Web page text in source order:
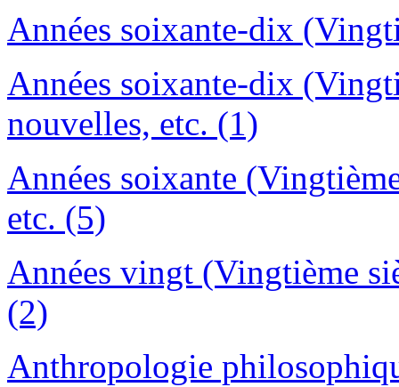
Années soixante-dix
Années soixante-dix
nouvelles, etc. (1)
Années soixante
etc. (5)
Années vingt (Vingtième
(2)
Anthropologie